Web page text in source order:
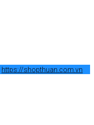
https://shopthuan.com.vn